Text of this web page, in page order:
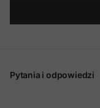
Pytania i odpowiedzi